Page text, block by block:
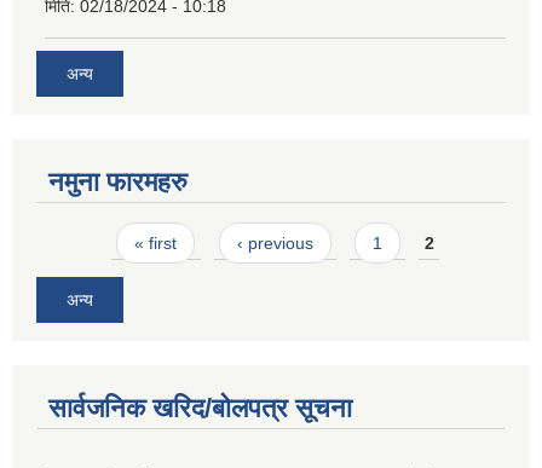
मिति: 02/18/2024 - 10:18
अन्य
नमुना फारमहरु
Pages« first ‹ previous 1 2
अन्य
सार्वजनिक खरिद/बोलपत्र सूचना